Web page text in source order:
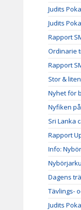
Judits
Judits
Rapport
Ordinarie
Rapport
Stor &
Nyhet för
Nyfiken
Sri Lanka
Rapport
Info:
Dagens
Tävlings-
Judits